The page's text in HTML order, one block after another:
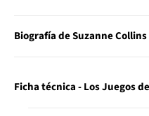
Biografía de Suzanne Collins
Ficha técnica - Los Juegos